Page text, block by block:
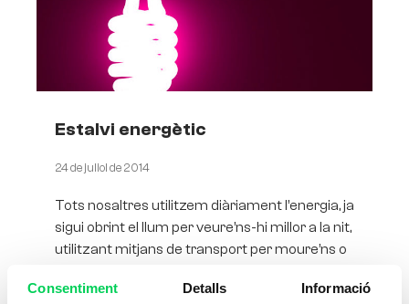
Consentiment Detalls Informació
Estalvi energètic
24 de juliol de 2014
Tots nosaltres utilitzem diàriament l’energia, ja
sigui obrint el llum per veure’ns-hi millor a la nit,
utilitzant mitjans de transport per moure’ns o